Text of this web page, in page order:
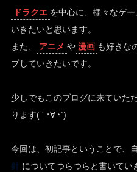
ドラクエ を中心に、様々なゲ
いきたいと思います。
また、
アニメ や 漫画 も好きな
プしていきたいです。
少しでもこのブログに来ていた
ります( ´◔∀◔`)
今回は、初記事ということで、
針 についてつらつらと書いてい